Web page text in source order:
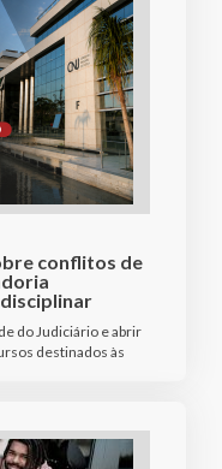
conflitos de
do Judiciário e abrir
destinados às